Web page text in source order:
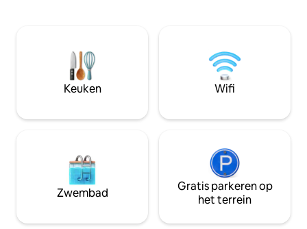
Marsa de Sidi Bou Said en het strand
Geen parkeerproblemen voor het huis
voor het huis, er is altijd ruimte! De
minuten lopen. Anders is het
inrichting is sober, zeer schone
Tunesische stijl in zachte ivoren en
grijze tinten ( zeer koken!). De studio is
ingericht met een tweepersoonsbed
beddengoed! Er is een mooie badkamer
(glasvezel), - NETFLIX, - Eigen
parkeerplaats Gezellig en ruim met alle
voorzieningen.
een chique en
Keuken Wifi
Zwembad
Gratis parkeren op
het terrein